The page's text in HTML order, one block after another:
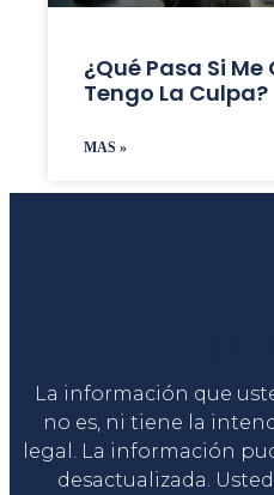
¿Qué Pasa Si Me
Tengo La Culpa?
MAS »
La información que
no es, ni tiene la
legal. La información
desactualizada.